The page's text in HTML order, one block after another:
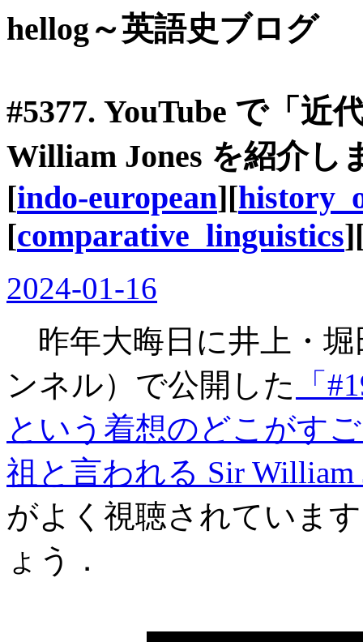
hellog～英語史ブログ
#5377. YouTube で「近
William Jones を紹介し
[indo-european][
[comparative_linguistics
2024-01-16
昨年大晦日に井上・堀
ンネル）で公開した
「
という着想のどこがす
祖と言われる Sir
がよく視聴されていま
ょう．